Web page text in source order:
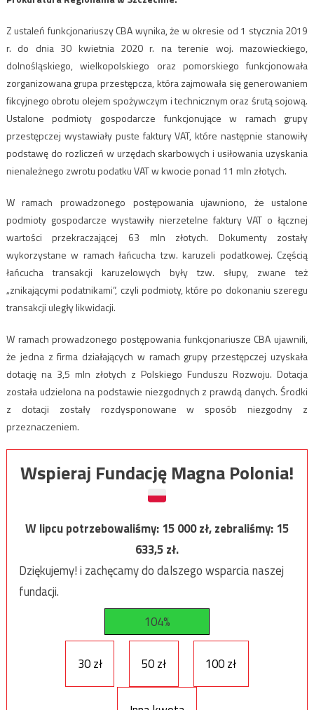
Z ustaleń funkcjonariuszy CBA wynika, że w okresie od 1 stycznia 2019
r. do dnia 30 kwietnia 2020 r. na terenie woj. mazowieckiego,
dolnośląskiego, wielkopolskiego oraz pomorskiego funkcjonowała
zorganizowana grupa przestępcza, która zajmowała się generowaniem
fikcyjnego obrotu olejem spożywczym i technicznym oraz śrutą sojową.
Ustalone podmioty gospodarcze funkcjonujące w ramach grupy
przestępczej wystawiały puste faktury VAT, które następnie stanowiły
podstawę do rozliczeń w urzędach skarbowych i usiłowania uzyskania
nienależnego zwrotu podatku VAT w kwocie ponad 11 mln złotych.
W ramach prowadzonego postępowania ujawniono, że ustalone
podmioty gospodarcze wystawiły nierzetelne faktury VAT o łącznej
wartości przekraczającej 63 mln złotych. Dokumenty zostały
wykorzystane w ramach łańcucha tzw. karuzeli podatkowej. Częścią
łańcucha transakcji karuzelowych były tzw. słupy, zwane też
„znikającymi podatnikami”, czyli podmioty, które po dokonaniu szeregu
transakcji uległy likwidacji.
W ramach prowadzonego postępowania funkcjonariusze CBA ujawnili,
że jedna z firma działających w ramach grupy przestępczej uzyskała
dotację na 3,5 mln złotych z Polskiego Funduszu Rozwoju. Dotacja
została udzielona na podstawie niezgodnych z prawdą danych. Środki
z dotacji zostały rozdysponowane w sposób niezgodny z
przeznaczeniem.
Wspieraj Fundację Magna Polonia!
W lipcu potrzebowaliśmy:15 000zł, zebraliśmy:15
633,5zł.
Dziękujemy! i zachęcamy do dalszego wsparcia naszej
fundacji.
104%
30 zł 50 zł 100 zł